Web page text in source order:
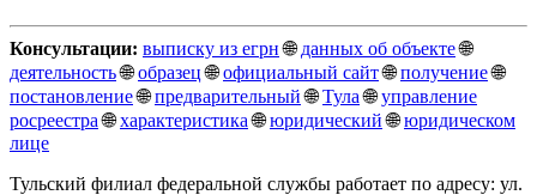
Консультации: выписку из егрн🌐данных об объекте🌐
деятельность🌐образец🌐официальный сайт🌐получение🌐
постановление🌐предварительный🌐Тула🌐управление
росреестра🌐характеристика🌐юридический🌐юридическом
лице
Тульский филиал федеральной службы работает по адресу: ул.